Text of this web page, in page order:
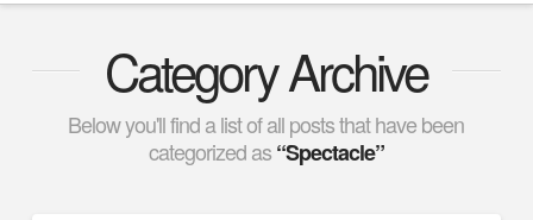
Category Archive
Below you'll find a list of all posts that have been
categorized as“Spectacle”